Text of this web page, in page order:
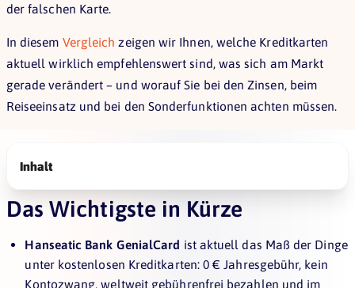
der falschen Karte.
In diesem Vergleichzeigen wir Ihnen, welche Kreditkarten
aktuell wirklich empfehlenswert sind, was sich am Markt
gerade verändert – und worauf Sie bei den Zinsen, beim
Reiseeinsatz und bei den Sonderfunktionen achten müssen.
Inhalt
Das Wichtigste in Kürze
Hanseatic Bank GenialCard ist aktuell das Maß der Dinge
unter kostenlosen Kreditkarten: 0 € Jahresgebühr, kein
Kontozwang, weltweit gebührenfrei bezahlen und im